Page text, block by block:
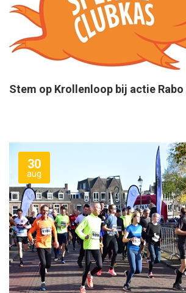
Stem op Krollenloop bij actie
30
aug